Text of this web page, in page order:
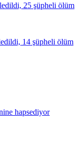
25 şüpheli ölüm
14 şüpheli ölüm
hapsediyor